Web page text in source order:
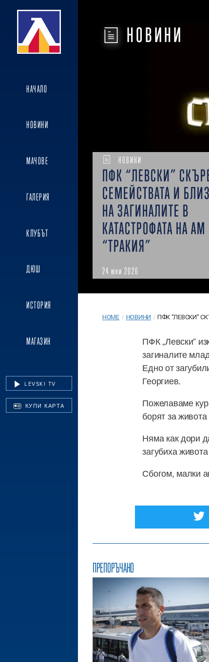
НАЧАЛО
НОВИНИ
МАЧОВЕ
ГАЛЕРИЯ
КЛУБЪТ
ДЮШ
ИСТОРИЯ
МАГАЗИН
LEVSKI TV
КУПИ КАРТА
НОВИНИ
НОВИНИ
ПФК “ЛЕВСКИ”
СЕМЕЙСТВАТА И
НА ЗАГИНАЛИТЕ В
КАТАСТРОФАТА НА АМ
“ТРАКИЯ”
24 юни 2026
HOME / НОВИНИ / ПФК “ЛЕВСКИ”
ПФК „Левски“
загиналите
Едно от
Георгиев.
Пожелаваме
борят за живота
Няма как дори
загубиха
Сбогом, малки
ПРЕПОРЪЧАНО